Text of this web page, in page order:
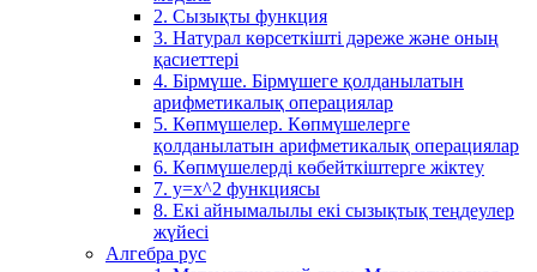
2. Сызықты функция
3. Натурал көрсеткішті дәреже және оның
қасиеттері
4. Бірмүше. Бірмүшеге қолданылатын
арифметикалық операциялар
5. Көпмүшелер. Көпмүшелерге
қолданылатын арифметикалық операциялар
6. Көпмүшелерді көбейткіштерге жіктеу
7. у=х^2 функциясы
8. Екі айнымалылы екі сызықтық теңдеулер
жүйесі
Алгебра рус